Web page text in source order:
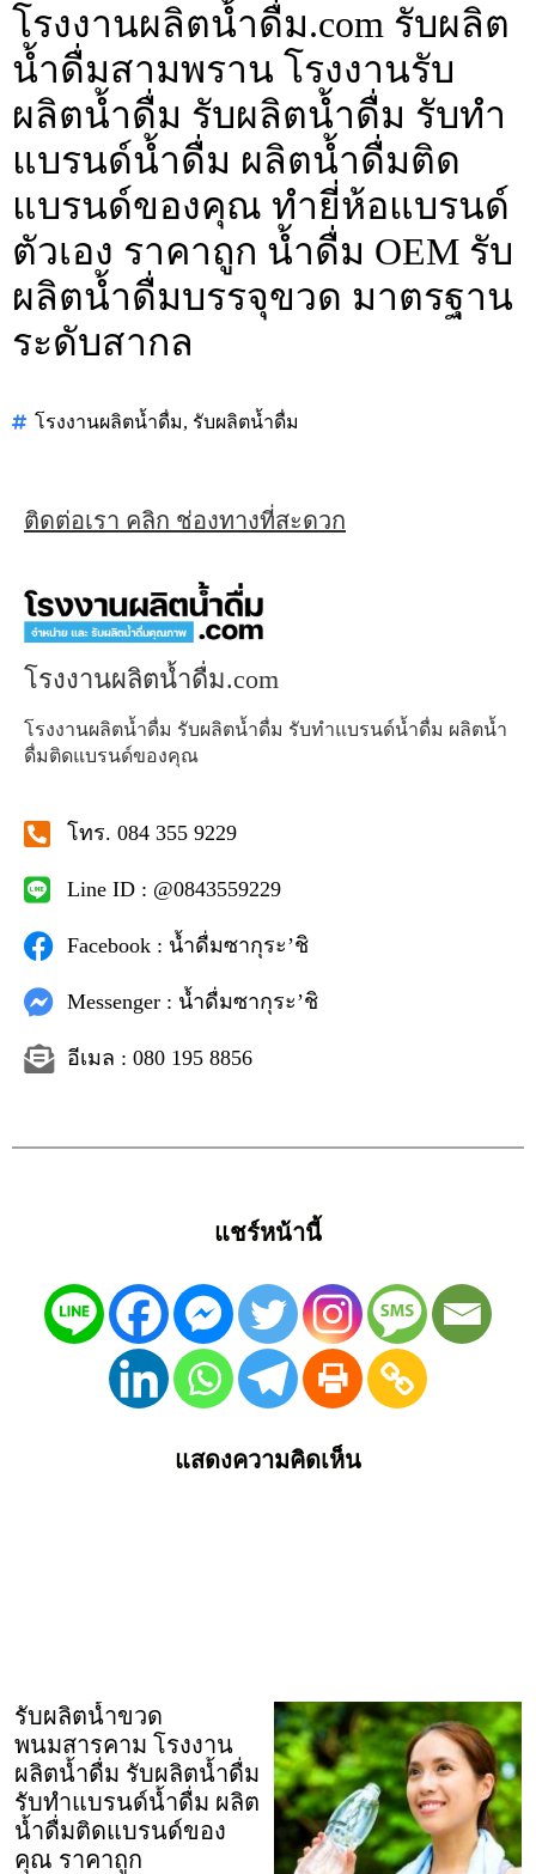
โรงงานผลิตน้ำดื่ม.com รับผลิต
น้ำดื่มสามพราน โรงงานรับ
ผลิตน้ำดื่ม รับผลิตน้ำดื่ม รับทำ
แบรนด์น้ำดื่ม ผลิตน้ำดื่มติด
แบรนด์ของคุณ ทำยี่ห้อแบรนด์
ตัวเอง ราคาถูก น้ำดื่ม OEM รับ
ผลิตน้ำดื่มบรรจุขวด มาตรฐาน
ระดับสากล
โรงงานผลิตน้ำดื่ม, รับผลิตน้ำดื่ม
ติดต่อเรา คลิก ช่องทางที่สะดวก
โรงงานผลิตน้ำดื่ม.com
โรงงานผลิตน้ำดื่ม รับผลิตน้ำดื่ม รับทำแบรนด์น้ำดื่ม ผลิตน้ำ
ดื่มติดแบรนด์ของคุณ
โทร. 084 355 9229
Line ID : @0843559229
Facebook : น้ำดื่มซากุระ’ชิ
Messenger : น้ำดื่มซากุระ’ชิ
อีเมล : 080 195 8856
แชร์หน้านี้
แสดงความคิดเห็น
รับผลิตน้ำขวด
พนมสารคาม โรงงาน
ผลิตน้ำดื่ม รับผลิตน้ำดื่ม
รับทำแบรนด์น้ำดื่ม ผลิต
น้ำดื่มติดแบรนด์ของ
คุณ ราคาถูก